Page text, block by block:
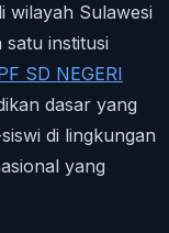
wilayah Sulawesi
satu institusi
SD NEGERI
dasar yang
di lingkungan
yang